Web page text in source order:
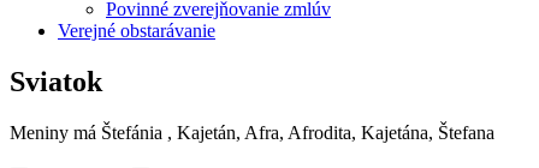
Povinné zverejňovanie zmlúv
Verejné obstarávanie
Sviatok
Meniny má Štefánia , Kajetán, Afra, Afrodita, Kajetána, Štefana